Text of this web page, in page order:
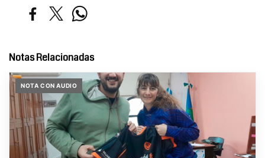
Notas Relacionadas
NOTA CON AUDIO